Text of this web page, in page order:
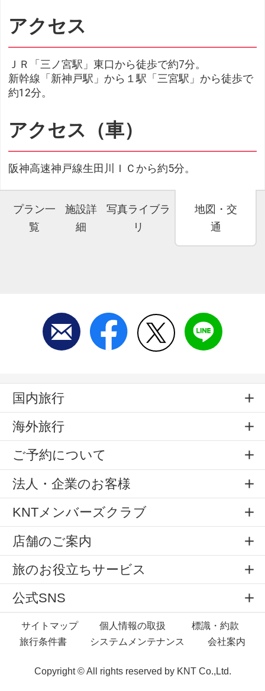
アクセス
ＪＲ「三ノ宮駅」東口から徒歩で約7分。
新幹線「新神戸駅」から１駅「三宮駅」から徒歩で
約12分。
アクセス（車）
阪神高速神戸線生田川ＩＣから約5分。
プラン一
覧
施設詳
細
写真ライブラ
リ
地図・交
通
国内旅行
海外旅行
ご予約について
法人・企業のお客様
KNTメンバーズクラブ
店舗のご案内
旅のお役立ちサービス
公式SNS
サイトマップ 個人情報の取扱
標識・約款
旅行条件書
システムメンテナンス 会社案内
Copyright © All rights reserved by KNT Co.,Ltd.